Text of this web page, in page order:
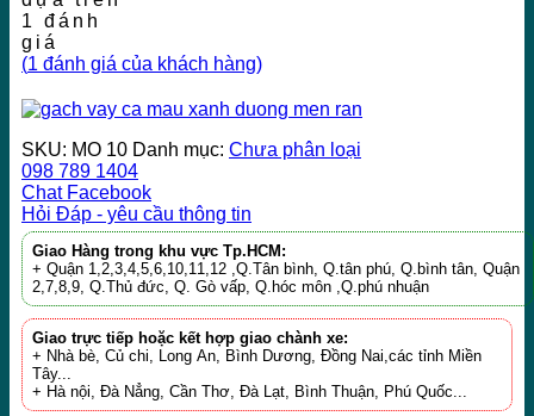
1
đánh
giá
(1 đánh giá của khách hàng)
SKU: MO 10 Danh mục: Chưa phân loại
098 789 1404
Chat Facebook
Hỏi Đáp - yêu cầu thông tin
Giao Hàng trong khu vực Tp.HCM:
+ Quận 1,2,3,4,5,6,10,11,12 ,Q.Tân bình, Q.tân phú, Q.bình tân, Quận
2,7,8,9, Q.Thủ đức, Q. Gò vấp, Q.hóc môn ,Q.phú nhuận
Giao trực tiếp hoặc kết hợp giao chành xe:
+ Nhà bè, Củ chi, Long An, Bình Dương, Đồng Nai,các tỉnh Miền
Tây...
+ Hà nội, Đà Nẳng, Cần Thơ, Đà Lạt, Bình Thuận, Phú Quốc...